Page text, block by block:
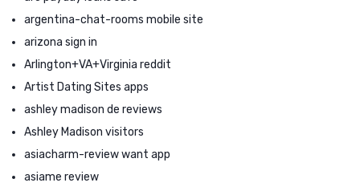
argentina-chat-rooms mobile site
arizona sign in
Arlington+VA+Virginia reddit
Artist Dating Sites apps
ashley madison de reviews
Ashley Madison visitors
asiacharm-review want app
asiame review